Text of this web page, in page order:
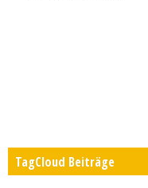
TagCloud Beiträge